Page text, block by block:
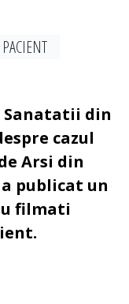
PACIENT
Sanatatii din
cazul
Arsi din
publicat un
filmati